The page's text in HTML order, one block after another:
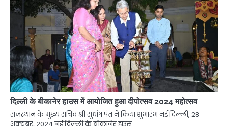
दिल्ली के बीकानेर हाउस में आयोजित हुआ दीपोत्सव 2024 महोत्सव
राजस्थान के मुख्य सचिव श्री सुधांष पंत ने किया शुभारंभ नई दिल्ली, 28